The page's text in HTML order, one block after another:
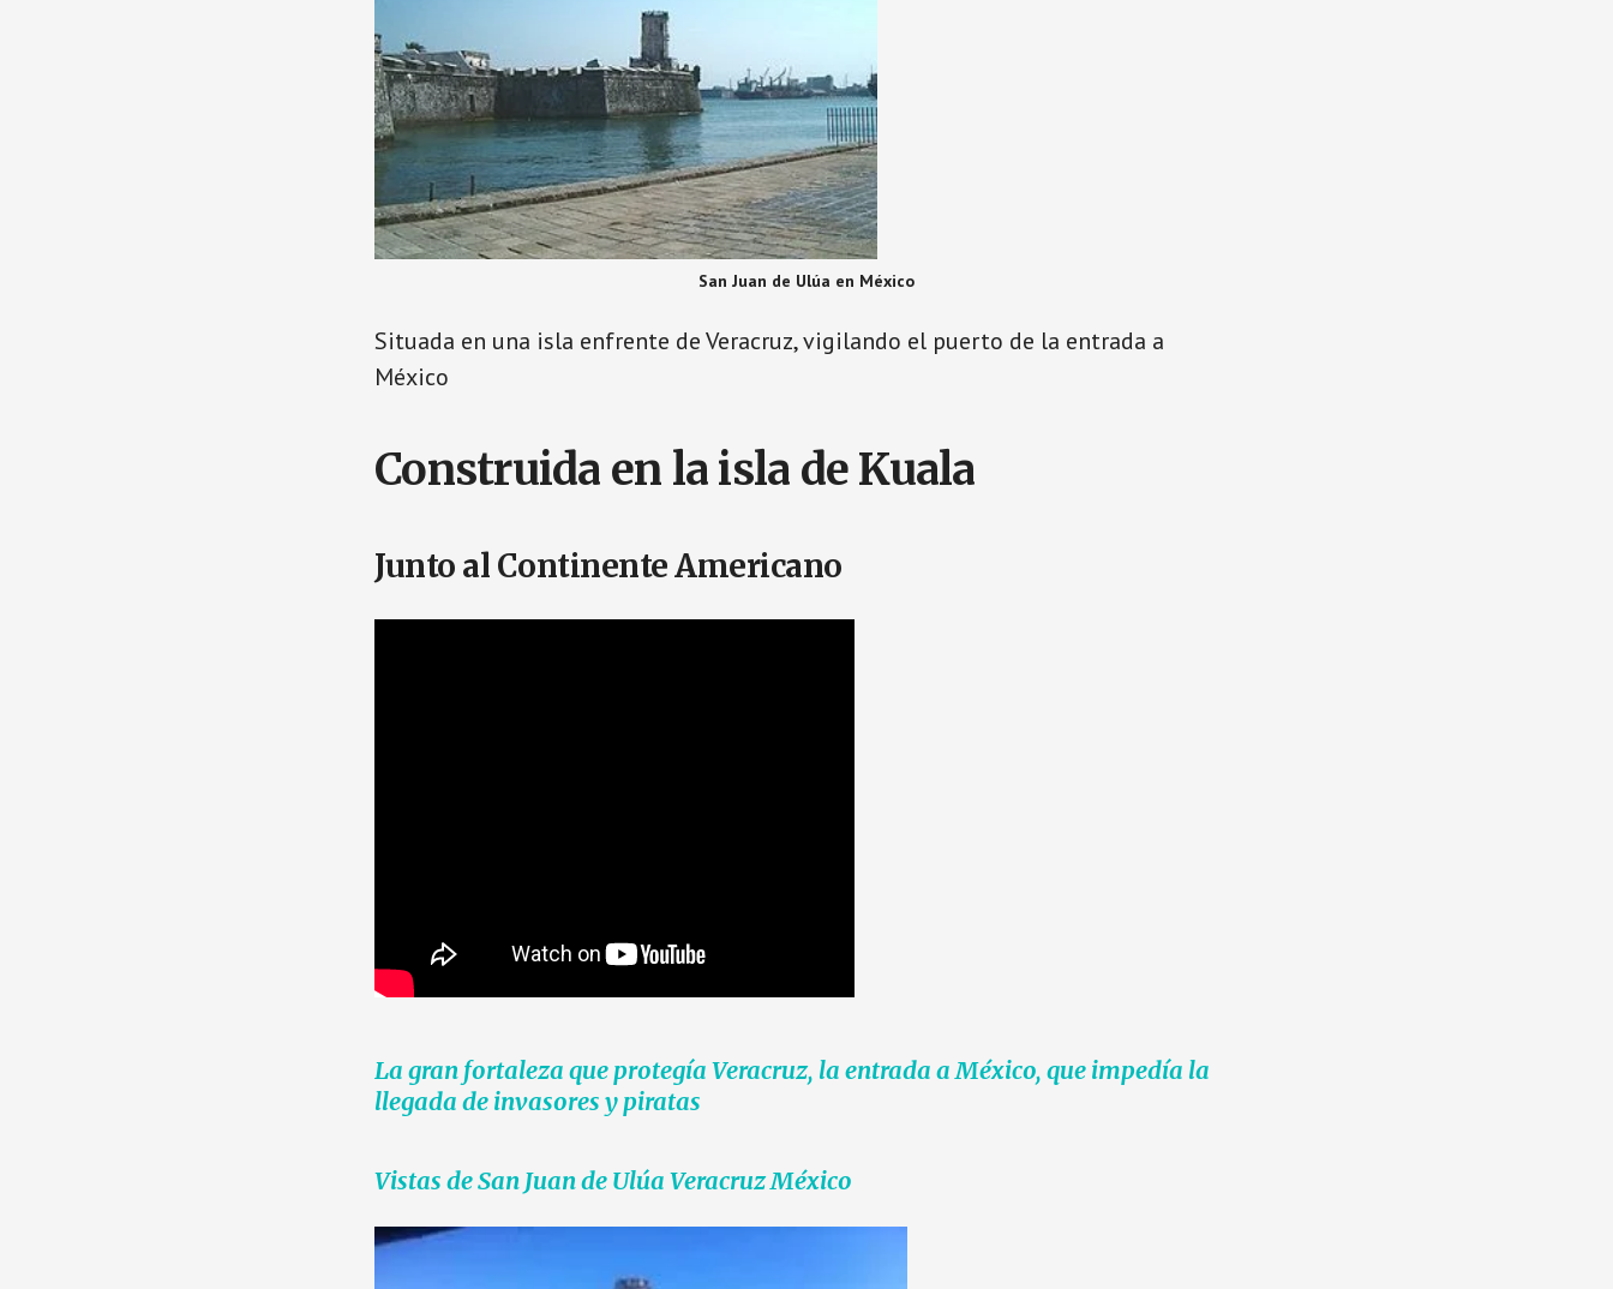
San Juan de Ulúa en México
Situada en una isla enfrente de Veracruz, vigilando el puerto de la entrada a
México
Construida en la isla de Kuala
Junto al Continente Americano
La gran fortaleza que protegía Veracruz, la entrada a México, que impedía la
llegada de invasores y piratas
Vistas de San Juan de Ulúa Veracruz México